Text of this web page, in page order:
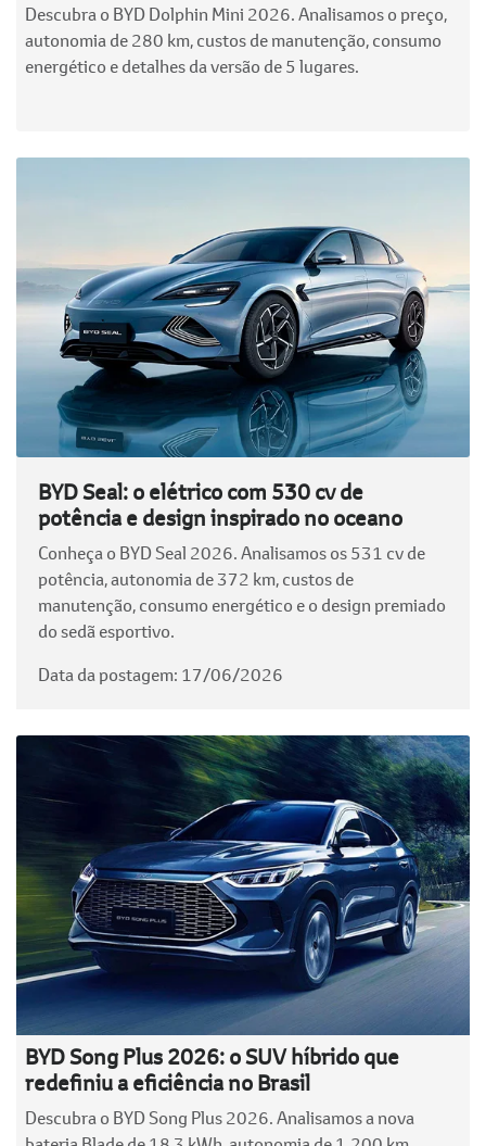
Descubra o BYD Dolphin Mini 2026. Analisamos o preço,
autonomia de 280 km, custos de manutenção, consumo
energético e detalhes da versão de 5 lugares.
BYD Seal: o elétrico com 530 cv de
potência e design inspirado no oceano
Conheça o BYD Seal 2026. Analisamos os 531 cv de
potência, autonomia de 372 km, custos de
manutenção, consumo energético e o design premiado
do sedã esportivo.
Data da postagem: 17/06/2026
BYD Song Plus 2026: o SUV híbrido que
redefiniu a eficiência no Brasil
Descubra o BYD Song Plus 2026. Analisamos a nova